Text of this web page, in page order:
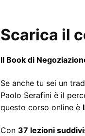
Scarica il
Il Book di
Se anche tu sei un
Paolo Serafini è il
questo corso online è
Con 37 lezioni